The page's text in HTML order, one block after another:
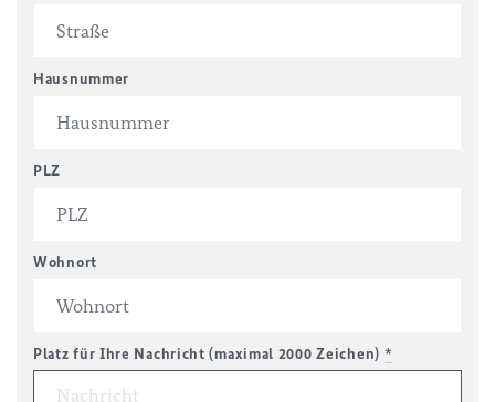
Hausnummer
PLZ
Wohnort
Platz für Ihre Nachricht (maximal 2000 Zeichen) *